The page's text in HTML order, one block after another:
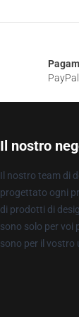
Il nostro
Il nostro team di
progettato ogni
di prodotti di
sono solo per voi
sono per il vostro